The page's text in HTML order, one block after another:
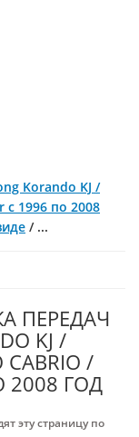
Korando KJ /
с 1996 по 2008
/ ...
ПЕРЕДАЧ
KJ /
CABRIO /
2008 ГОД
эту страницу по